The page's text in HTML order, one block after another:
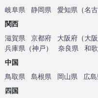
岐阜県
静岡県 愛知県 （名
関西
滋賀県
京都府 大阪府 （大
兵庫県 （神戸） 奈良県
和
中国
鳥取県
島根県 岡山県 広
四国